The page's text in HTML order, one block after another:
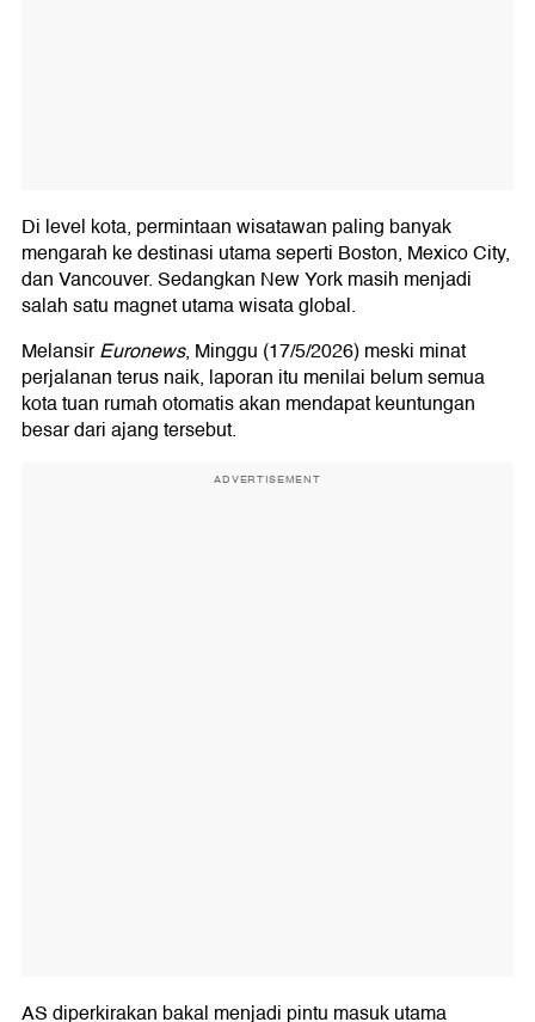
Di level kota, permintaan wisatawan paling banyak
mengarah ke destinasi utama seperti Boston, Mexico City,
dan Vancouver. Sedangkan New York masih menjadi
salah satu magnet utama wisata global.
MelansirEuronews, Minggu (17/5/2026) meski minat
perjalanan terus naik, laporan itu menilai belum semua
kota tuan rumah otomatis akan mendapat keuntungan
besar dari ajang tersebut.
ADVERTISEMENT
AS diperkirakan bakal menjadi pintu masuk utama